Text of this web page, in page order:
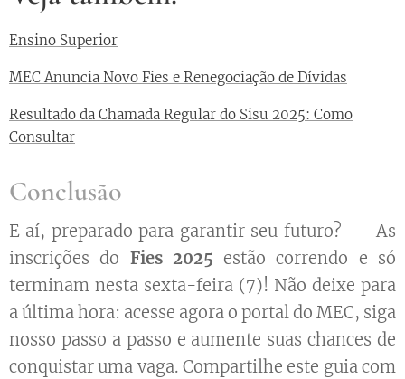
Ensino Superior
MEC Anuncia Novo Fies e Renegociação de Dívidas
Resultado da Chamada Regular do Sisu 2025: Como
Consultar
Conclusão
E aí, preparado para garantir seu futuro? 🚀 As
inscrições do Fies 2025 estão correndo e só
terminam nesta sexta-feira (7)! Não deixe para
a última hora: acesse agora o portal do MEC, siga
nosso passo a passo e aumente suas chances de
conquistar uma vaga. Compartilhe este guia com